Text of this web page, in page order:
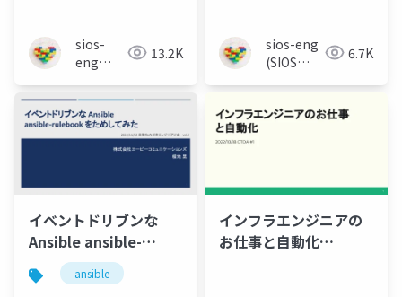
sios-
eng
Tech
Lab)
13.2K
sios-eng
(SIOS
6.7K
イベントドリブンな
Ansible ansible-
rulebook をためしてみ
た
ansible
インフラエンジニアの
お仕事と自動化